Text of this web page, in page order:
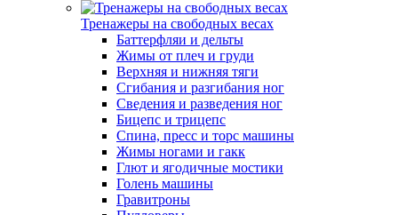
Тренажеры на свободных весах
Баттерфляи и дельты
Жимы от плеч и груди
Верхняя и нижняя тяги
Сгибания и разгибания ног
Сведения и разведения ног
Бицепс и трицепс
Спина, пресс и торс машины
Жимы ногами и гакк
Глют и ягодичные мостики
Голень машины
Гравитроны